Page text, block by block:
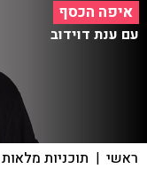
איפה הכסף
עם ענת דוידוב
ראשי | תוכניות מלאות